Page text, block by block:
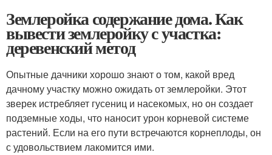
Землеройка содержание дома. Как
вывести землеройку с участка:
деревенский метод
Опытные дачники хорошо знают о том, какой вред
дачному участку можно ожидать от землеройки. Этот
зверек истребляет гусениц и насекомых, но он создает
подземные ходы, что наносит урон корневой системе
растений. Если на его пути встречаются корнеплоды, он
с удовольствием лакомится ими.